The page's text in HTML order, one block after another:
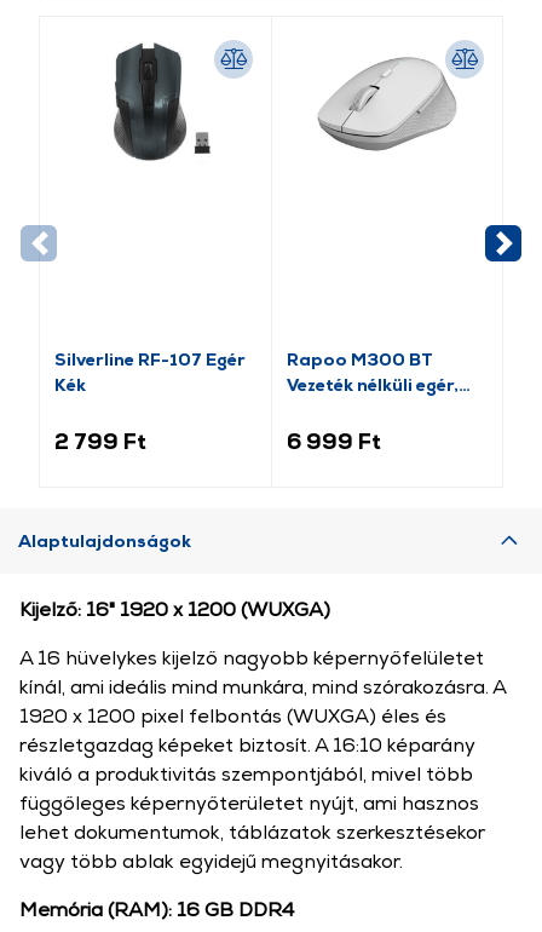
Silverline RF-107 Egér
Kék
2 799 Ft
Rapoo M300 BT
Vezeték nélküli egér,
(184340)
6 999 Ft
Alaptulajdonságok
Kijelző: 16" 1920 x 1200 (WUXGA)
A 16 hüvelykes kijelző nagyobb képernyőfelületet
kínál, ami ideális mind munkára, mind szórakozásra. A
1920 x 1200 pixel felbontás (WUXGA) éles és
részletgazdag képeket biztosít. A 16:10 képarány
kiváló a produktivitás szempontjából, mivel több
függőleges képernyőterületet nyújt, ami hasznos
lehet dokumentumok, táblázatok szerkesztésekor
vagy több ablak egyidejű megnyitásakor.
Memória (RAM): 16 GB DDR4